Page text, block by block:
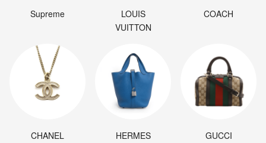
Supreme
LOUIS
VUITTON
COACH
CHANEL HERMES GUCCI